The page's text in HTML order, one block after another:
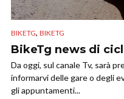
BIKETG, BIKETG
BikeTg news di
Da oggi, sul canale Tv, sarà
informarvi delle gare o degli
gli appuntamenti...